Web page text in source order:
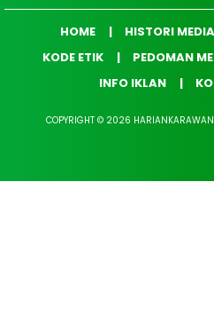
HOME HISTORI MEDIA
KODE ETIK
PEDOMAN
INFO IKLAN
COPYRIGHT © 2026